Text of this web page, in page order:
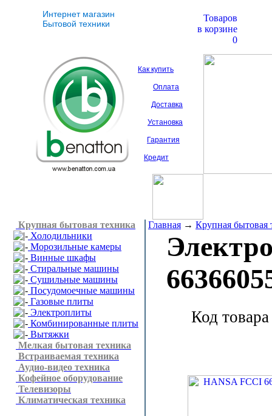
Интернет магазин
Бытовой техники
Товаров
в корзине
0
Как купить
Оплата
Доставка
Установка
Гарантия
Кредит
Крупная бытовая техника
Холодильники
Морозильные камеры
Винные шкафы
Стиральные машины
Сушильные машины
Посудомоечные машины
Газовые плиты
Электроплиты
Комбинированные плиты
Вытяжки
Мелкая бытовая техника
Встраиваемая техника
Аудио-видео техника
Кофейное оборудование
Телевизоры
Климатическая техника
Главная → Крупная бытовая
Код